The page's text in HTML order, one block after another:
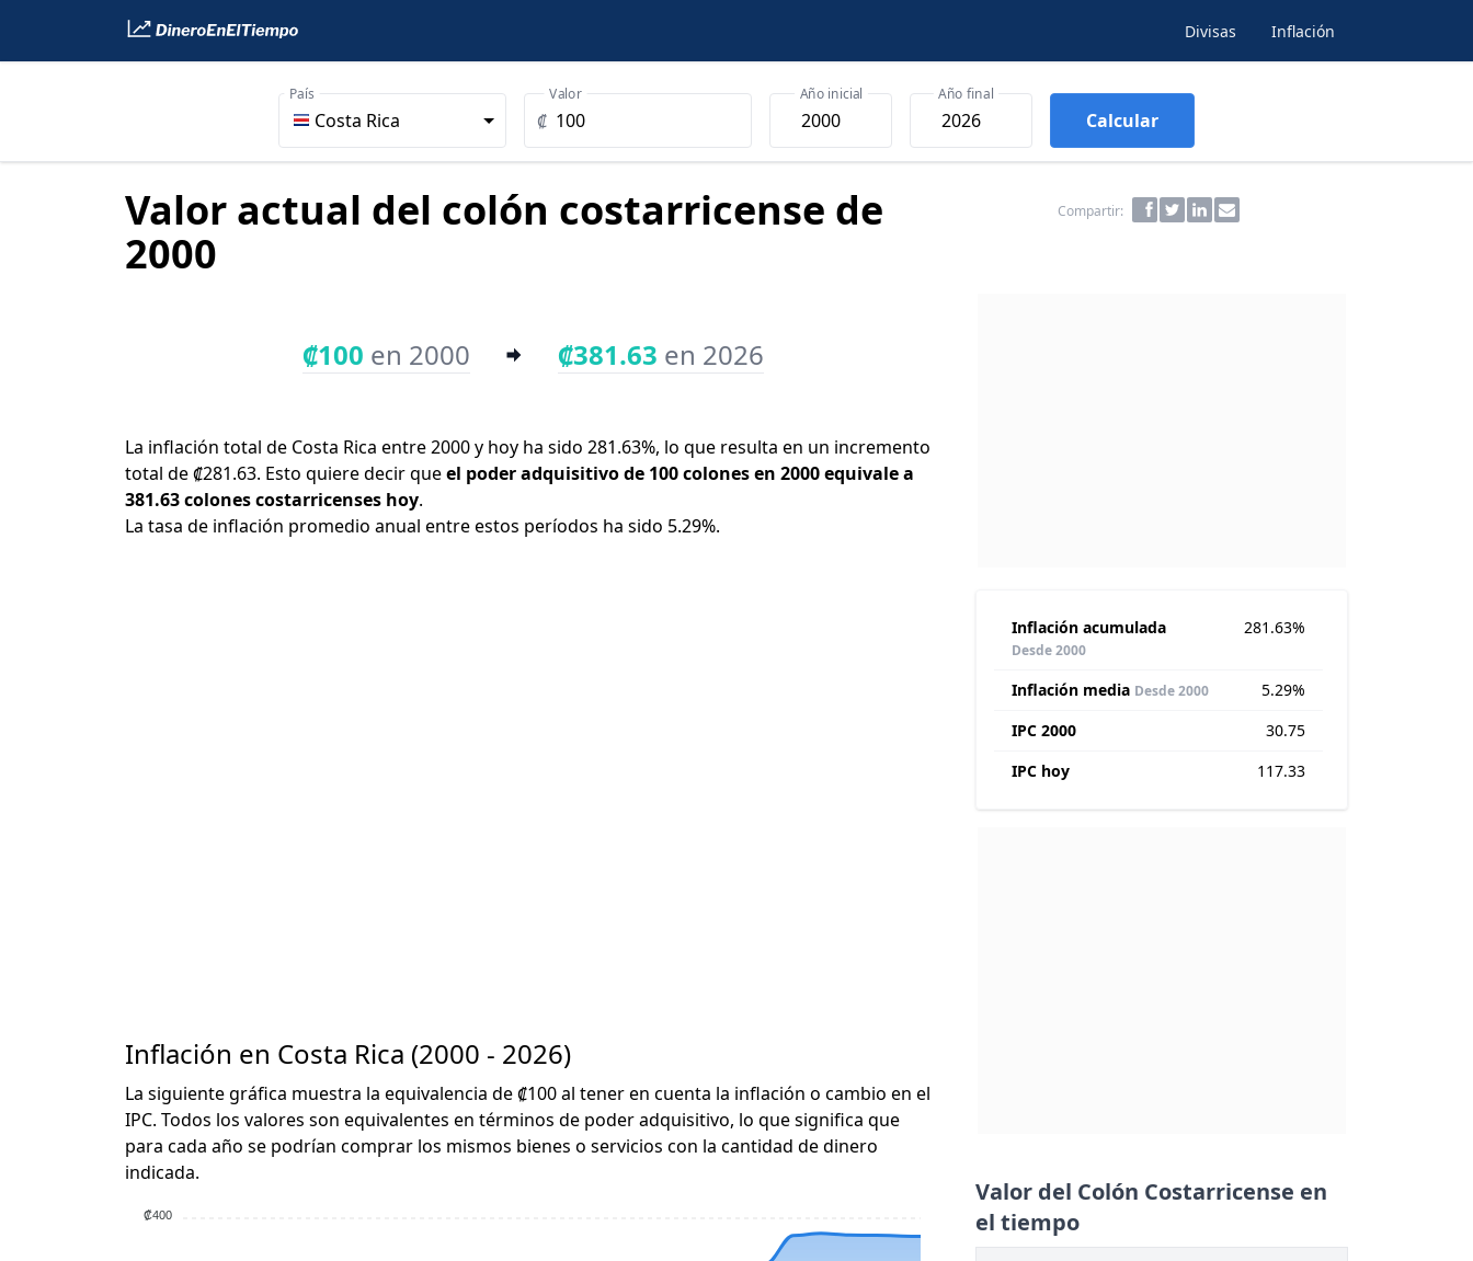
Divisas Inflación
Costa Rica
País
₡
Valor Año inicial Año final
Calcular
Valor actual del colón costarricense de
2000
Compartir:
₡100 en 2000 ₡381.63 en 2026
La inflación total de Costa Rica entre 2000 y hoy ha sido 281.63%, lo que resulta en un incremento
total de ₡281.63. Esto quiere decir queel poder adquisitivo de 100 colones en 2000 equivale a
381.63 colones costarricenses hoy.
La tasa de inflación promedio anual entre estos períodos ha sido 5.29%.
Inflación en Costa Rica (2000 - 2026)
La siguiente gráfica muestra la equivalencia de ₡100 al tener en cuenta la inflación o cambio en el
IPC. Todos los valores son equivalentes en términos de poder adquisitivo, lo que significa que
para cada año se podrían comprar los mismos bienes o servicios con la cantidad de dinero
indicada.
₡400
Inflación acumulada
Desde 2000
281.63%
Inflación media Desde 2000
5.29%
IPC 2000
30.75
IPC hoy
117.33
Valor del Colón Costarricense en
el tiempo